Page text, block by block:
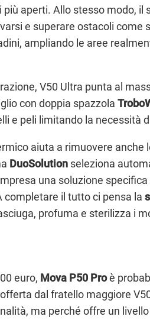
più aperti. Allo stesso modo, il
e superare ostacoli come
ampliando le aree
V50 Ultra punta al
con doppia spazzola
e peli limitando la necessità
aiuta a rimuovere anche
DuoSolution seleziona
una soluzione
il tutto ci pensa la
profuma e sterilizza i
euro, Mova P50 Proè
dal fratello maggiore
ma perché offre un